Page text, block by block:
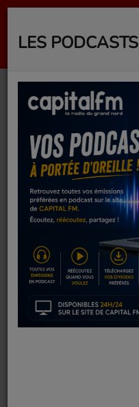
PRIMATE
LES PODCASTS